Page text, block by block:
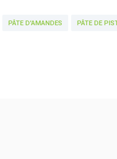
PÂTE D'AMANDES PÂTE DE